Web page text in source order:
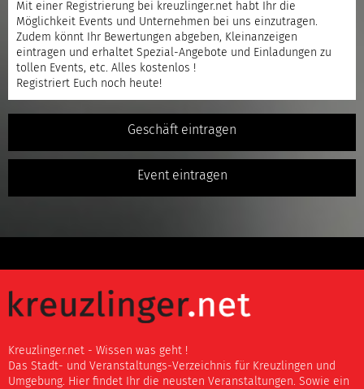
Mit einer Registrierung bei kreuzlinger.net habt Ihr die
Möglichkeit Events und Unternehmen bei uns einzutragen.
Zudem könnt Ihr Bewertungen abgeben, Kleinanzeigen
eintragen und erhaltet Spezial-Angebote und Einladungen zu
tollen Events, etc. Alles kostenlos !
Registriert Euch noch heute!
Geschäft eintragen
Event eintragen
Kreuzlinger.net - Wissen was geht !
Das Stadt- und Veranstaltungs-Verzeichnis für Kreuzlingen und
Umgebung. Hier findet Ihr die neusten Veranstaltungen. Sowie ein